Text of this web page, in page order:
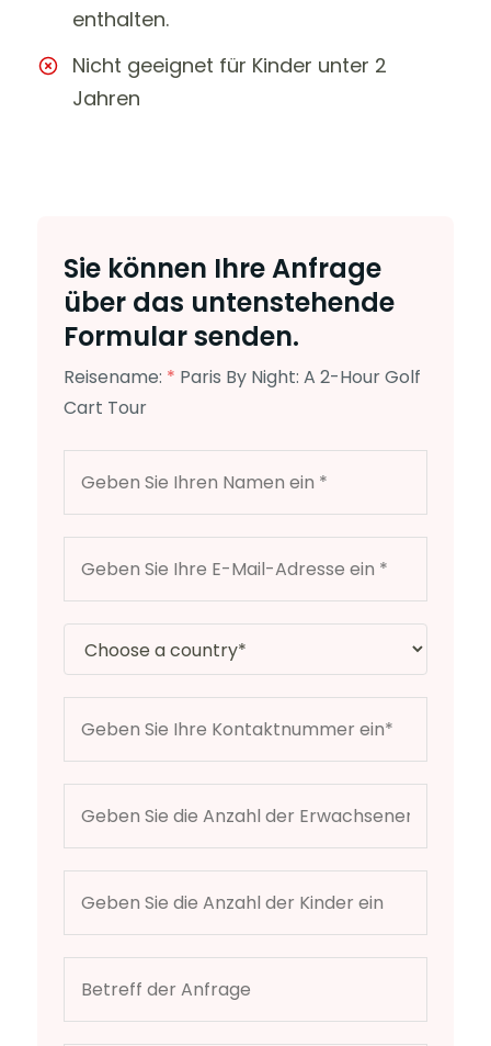
enthalten.
Nicht geeignet für Kinder unter 2
Jahren
Sie können Ihre Anfrage
über das untenstehende
Formular senden.
Reisename: * Paris By Night: A 2-Hour Golf
Cart Tour